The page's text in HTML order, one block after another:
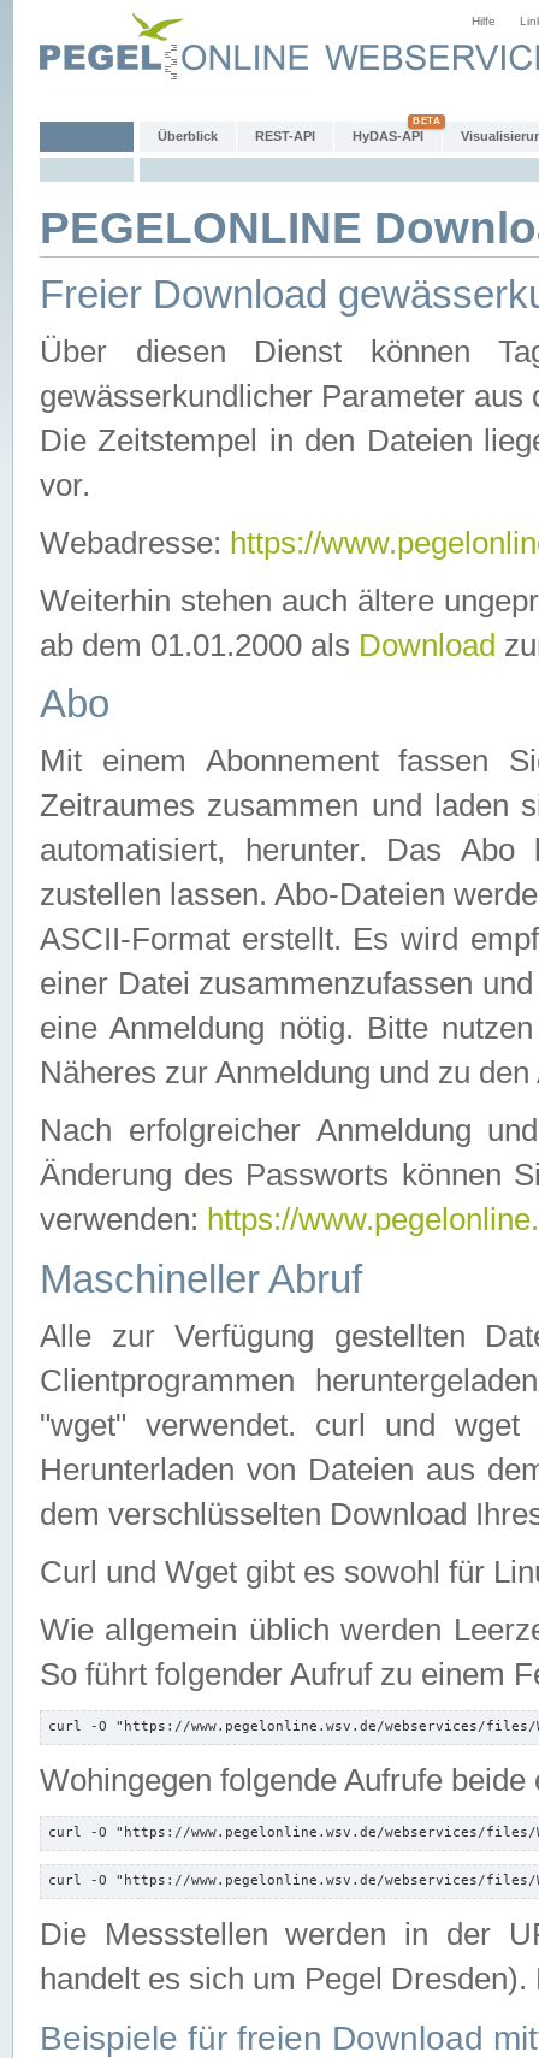
Hilfe
Überblick REST-API HyDAS-API
PEGELONLINE
Freier Download
Über diesen Dienst können
gewässerkundlicher Parameter aus
Die Zeitstempel in den Dateien
vor.
Webadresse: https://
Weiterhin stehen auch ältere
ab dem 01.01.2000 als Download
Abo
Mit einem Abonnement fassen
Zeitraumes zusammen und laden
automatisiert, herunter. Das
zustellen lassen. Abo-Dateien
ASCII-Format erstellt. Es wird
einer Datei zusammenzufassen
eine Anmeldung nötig. Bitte
Näheres zur Anmeldung und zu
Nach erfolgreicher Anmeldung
Änderung des Passworts können
verwenden: https://
Maschineller Abruf
Alle zur Verfügung gestellten
Clientprogrammen
"wget" verwendet. curl und wget
Herunterladen von Dateien aus
dem verschlüsselten Download
Curl und Wget gibt es sowohl für
Wie allgemein üblich werden
So führt folgender Aufruf zu einem
curl -O "https://www.pegelonline.wsv.de/webservices/files/
Wohingegen folgende Aufrufe beide
curl -O "https://www.pegelonline.wsv.de/webservices/files/
curl -O "https://www.pegelonline.wsv.de/webservices/files/
Die Messstellen werden in der
handelt es sich um Pegel
Beispiele für freien Download